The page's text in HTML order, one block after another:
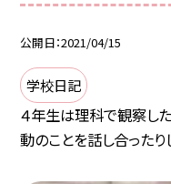
公開日 2021/04/15
学校日記
４年生は理科で観察し
動のことを話し合ったり